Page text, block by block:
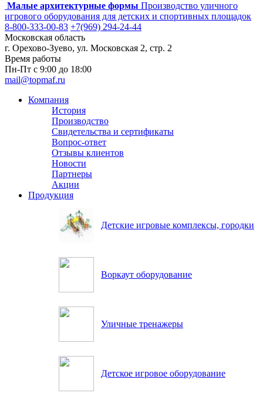
Малые архитектурные формы Производство уличного
игрового оборудования для детских и спортивных площадок
8-800-333-00-83 +7(969) 294-24-44
Московская область
г. Орехово-Зуево, ул. Московская 2, стр. 2
Время работы
Пн-Пт с 9:00 до 18:00
mail@topmaf.ru
Компания
История
Производство
Свидетельства и сертификаты
Вопрос-ответ
Отзывы клиентов
Новости
Партнеры
Акции
Продукция
Детские игровые комплексы, городки
Воркаут оборудование
Уличные тренажеры
Детское игровое оборудование